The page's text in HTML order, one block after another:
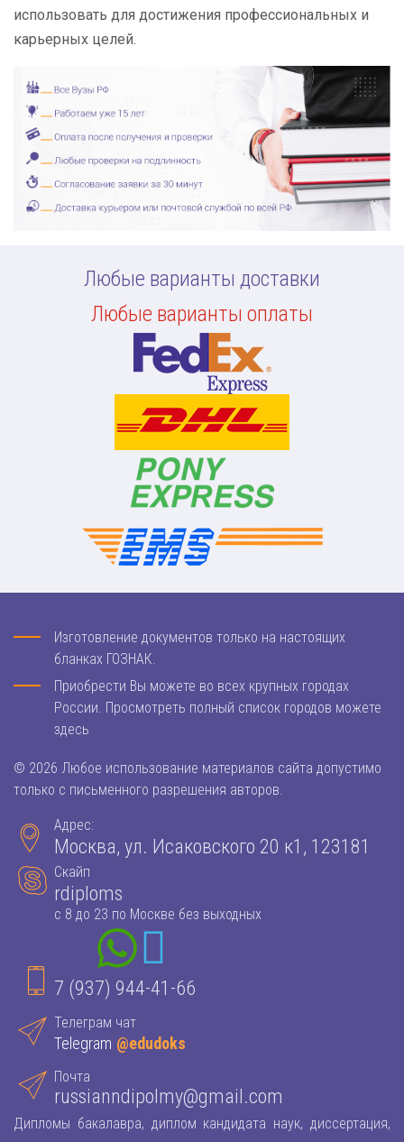
использовать для достижения профессиональных и
карьерных целей.
Любые варианты доставки
Любые варианты оплаты
Изготовление документов только на настоящих
бланках ГОЗНАК.
Приобрести Вы можете во всех крупных городах
России. Просмотреть полный список городов можете
здесь
© 2026 Любое использование материалов сайта допустимо
только с письменного разрешения авторов.
Адрес:
Москва, ул. Исаковского 20 к1, 123181
Скайп
rdiploms
с 8 до 23 по Москве без выходных
7 (937) 944-41-66
Телеграм чат
Telegram @edudoks
Почта
russianndipolmy@gmail.com
Дипломы бакалавра, диплом кандидата наук, диссертация,